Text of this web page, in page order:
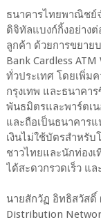
ธนาคารไทยพาณิชย์
ดิจิทัลแบงก์กิ้งอย่างต่
ลูกค้า ด้วยการขยาย
Bank Cardless
ทั่วประเทศ โดยเพิ่ม
กรุงเทพ และธนาคา
พันธมิตรและพาร์ตเน
และถือเป็นธนาคาร
เงินไม่ใช้บัตรสำหรับ
ชาวไทยและนักท่องเ
ได้สะดวกรวดเร็ว แ
นายสักวัฏ อิทธิสวัสดิ์
Distribution